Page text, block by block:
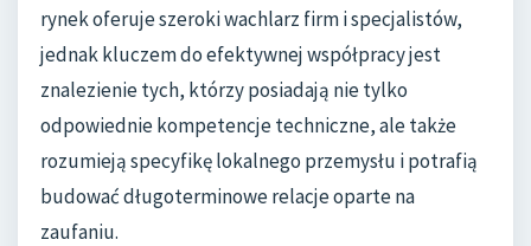
rynek oferuje szeroki wachlarz firm i specjalistów,
jednak kluczem do efektywnej współpracy jest
znalezienie tych, którzy posiadają nie tylko
odpowiednie kompetencje techniczne, ale także
rozumieją specyfikę lokalnego przemysłu i potrafią
budować długoterminowe relacje oparte na
zaufaniu.